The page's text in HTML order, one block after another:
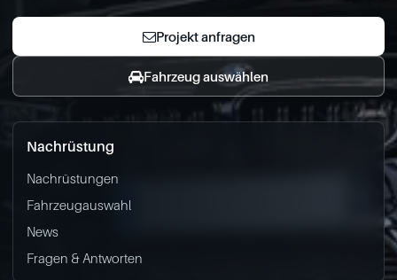
Projekt anfragen
Fahrzeug auswählen
Nachrüstung
Nachrüstungen
Fahrzeugauswahl
News
Fragen & Antworten